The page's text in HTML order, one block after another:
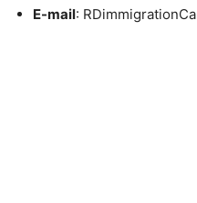
E-mail: